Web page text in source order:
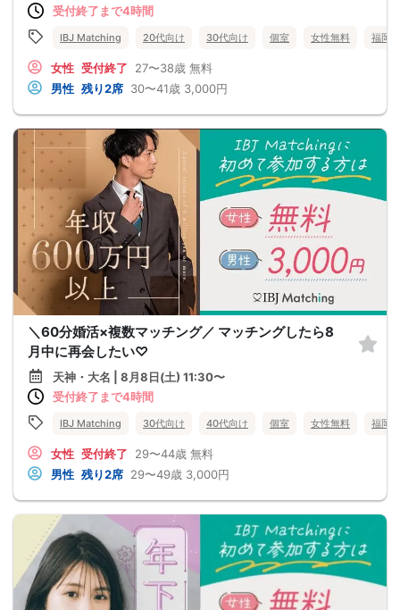
受付終了まで4時間
IBJ Matching 20代向け 30代向け 個室 女性無料 福岡県
女性 受付終了 27〜38歳 無料
男性 残り2席 30〜41歳 3,000円
＼60分婚活×複数マッチング／ マッチングしたら8
月中に再会したい♡
天神・大名 | 8月8日(土) 11:30〜
受付終了まで4時間
IBJ Matching 30代向け 40代向け 個室 女性無料 福岡県
女性 受付終了 29〜44歳 無料
男性 残り2席 29〜49歳 3,000円